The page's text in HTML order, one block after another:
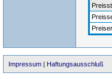
Impressum | Haftungsausschluß